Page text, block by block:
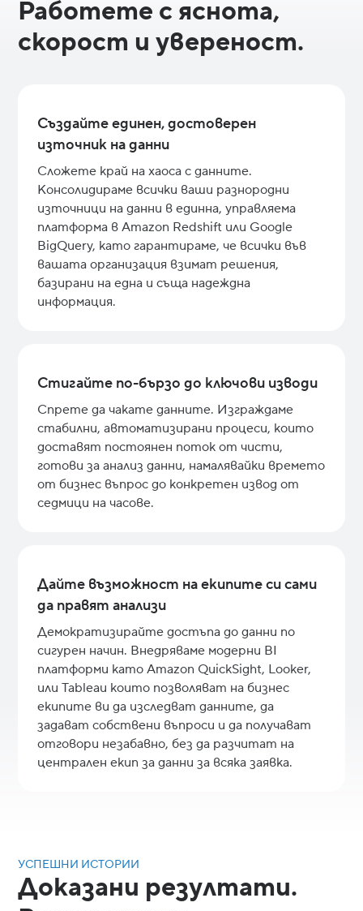
Работете с яснота,
скорост и увереност.
Създайте единен, достоверен
източник на данни
Сложете край на хаоса с данните.
Консолидираме всички ваши разнородни
източници на данни в единна, управляема
платформа в Amazon Redshift или Google
BigQuery, като гарантираме, че всички във
вашата организация взимат решения,
базирани на една и съща надеждна
информация.
Стигайте по-бързо до ключови изводи
Спрете да чакате данните. Изграждаме
стабилни, автоматизирани процеси, които
доставят постоянен поток от чисти,
готови за анализ данни, намалявайки времето
от бизнес въпрос до конкретен извод от
седмици на часове.
Дайте възможност на екипите си сами
да правят анализи
Демократизирайте достъпа до данни по
сигурен начин. Внедряваме модерни BI
платформи като Amazon QuickSight, Looker,
или Tableau които позволяват на бизнес
екипите ви да изследват данните, да
задават собствени въпроси и да получават
отговори незабавно, без да разчитат на
централен екип за данни за всяка заявка.
УСПЕШНИ ИСТОРИИ
Доказани резултати.